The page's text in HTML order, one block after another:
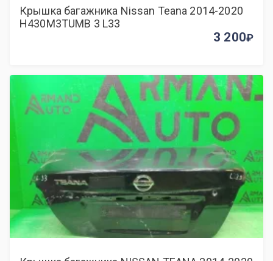
Крышка багажника Nissan Teana 2014-2020
H430M3TUMB 3 L33
3 200